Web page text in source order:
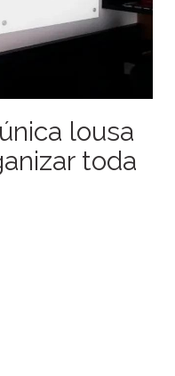
lousa
toda